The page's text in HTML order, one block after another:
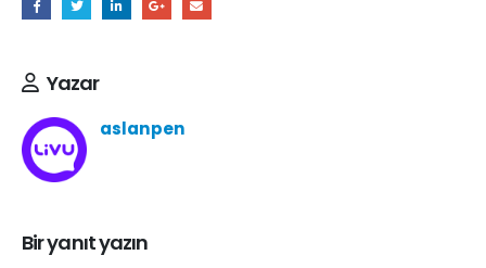
Yazar
aslanpen
Bir yanıt yazın